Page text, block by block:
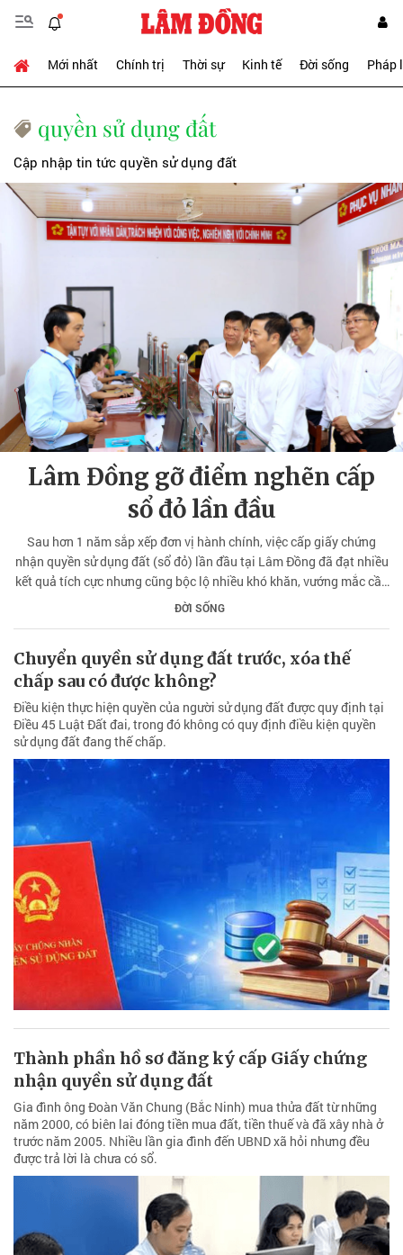
Mới nhất Chính trị Thời sự Kinh tế Đời sống Pháp
quyền sử dụng đất
Cập nhập tin tức quyền sử dụng đất
Lâm Đồng gỡ điểm nghẽn cấp
sổ đỏ lần đầu
Sau hơn 1 năm sắp xếp đơn vị hành chính, việc cấp giấy chứng
nhận quyền sử dụng đất (sổ đỏ) lần đầu tại Lâm Đồng đã đạt nhiều
kết quả tích cực nhưng cũng bộc lộ nhiều khó khăn, vướng mắc cần
sớm tháo gỡ.
ĐỜI SỐNG
Chuyển quyền sử dụng đất trước, xóa thế
chấp sau có được không?
Điều kiện thực hiện quyền của người sử dụng đất được quy định tại
Điều 45 Luật Đất đai, trong đó không có quy định điều kiện quyền
sử dụng đất đang thế chấp.
Thành phần hồ sơ đăng ký cấp Giấy chứng
nhận quyền sử dụng đất
Gia đình ông Đoàn Văn Chung (Bắc Ninh) mua thửa đất từ những
năm 2000, có biên lai đóng tiền mua đất, tiền thuế và đã xây nhà ở
trước năm 2005. Nhiều lần gia đình đến UBND xã hỏi nhưng đều
được trả lời là chưa có sổ.